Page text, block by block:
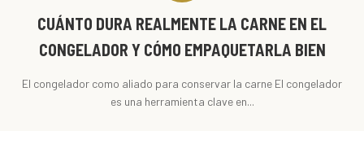
CUÁNTO DURA REALMENTE LA CARNE EN EL
CONGELADOR Y CÓMO EMPAQUETARLA BIEN
El congelador como aliado para conservar la carne El congelador
es una herramienta clave en...